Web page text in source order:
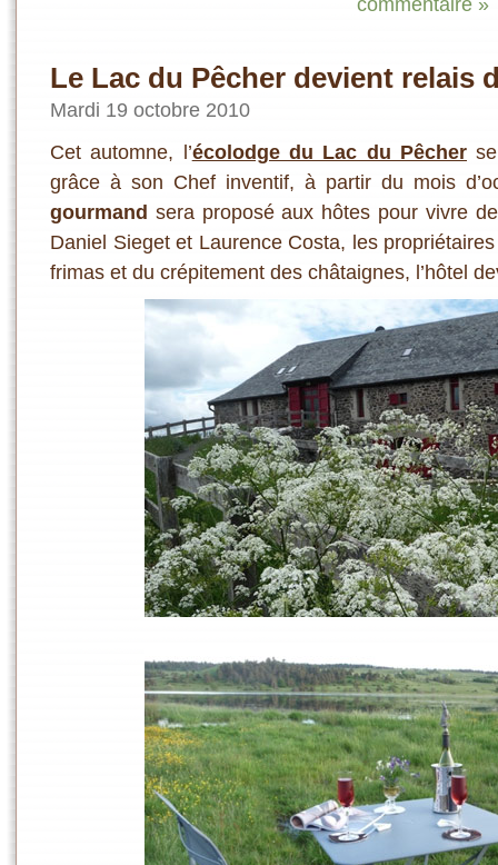
Le Lac du Pêcher devient relais
Mardi 19 octobre 2010
Cet automne, l’écolodge du Lac du Pêcher
grâce à son Chef inventif, à partir du mois
gourmand sera proposé aux hôtes pour vivre
Daniel Sieget et Laurence Costa, les
frimas et du crépitement des châtaignes, l’hôtel